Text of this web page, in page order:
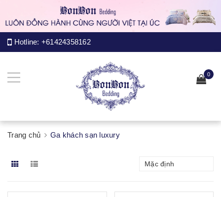
Hotline: +61424358162
0
Trang chủ Ga khách sạn luxury
Mặc định